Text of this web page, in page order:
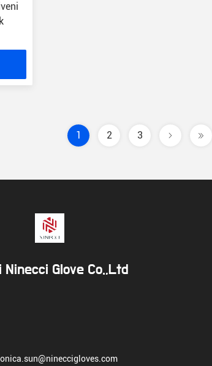
1 2 3
Ninecci Glove Co.,Ltd